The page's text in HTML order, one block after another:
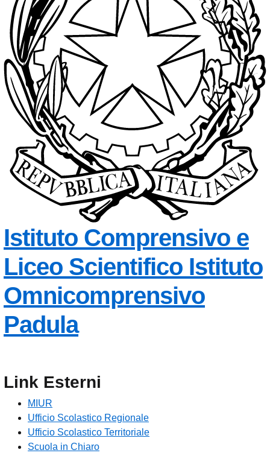
Istituto Comprensivo e
Liceo Scientifico Istituto
Omnicomprensivo
Padula
Link Esterni
MIUR
Ufficio Scolastico Regionale
Ufficio Scolastico Territoriale
Scuola in Chiaro